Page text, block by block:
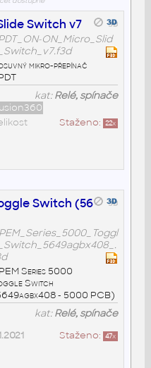
Switch v7
ON_Micro_Slid
mikro-přepínač
kat:Relé, spínače
Staženo: 22x
Switch (56
Series 5000
Switch
- 5000 PCB)
kat:Relé, spínače
Staženo: 47x